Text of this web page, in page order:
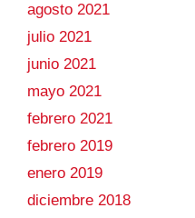
agosto 2021
julio 2021
junio 2021
mayo 2021
febrero 2021
febrero 2019
enero 2019
diciembre 2018